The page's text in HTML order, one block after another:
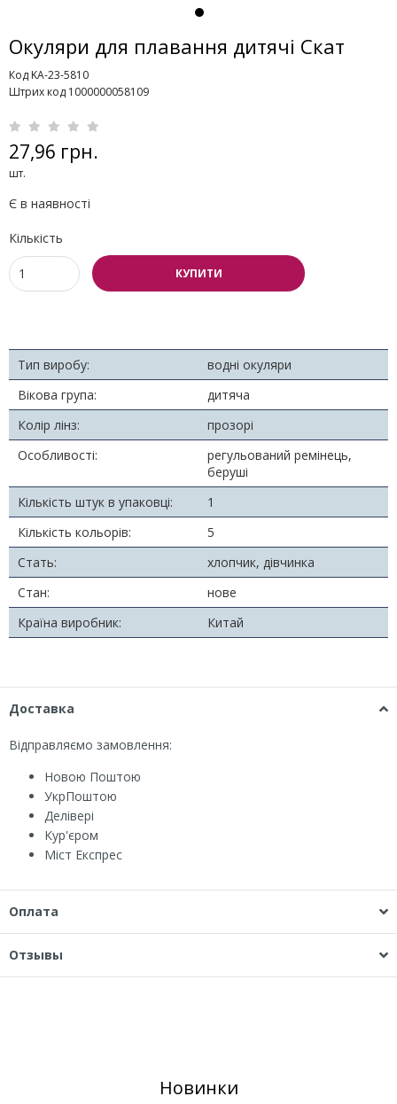
Окуляри для плавання дитячі Скат
Код KA-23-5810
Штрих код 1000000058109
27,96 грн.
шт.
Є в наявності
Кількість
КУПИТИ
Тип виробу:
водні окуляри
Вікова група:
дитяча
Колір лінз:
прозорі
Особливості:
регульований ремінець,
беруші
Кількість штук в упаковці:
1
Кількість кольорів:
5
Стать:
хлопчик, дівчинка
Стан:
нове
Країна виробник:
Китай
Доставка
Відправляємо замовлення:
Новою Поштою
УкрПоштою
Делівері
Кур'єром
Міст Експрес
Оплата
Отзывы
Новинки